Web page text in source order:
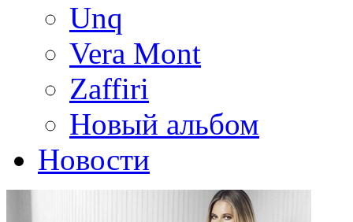
Unq
Vera Mont
Zaffiri
Новый альбом
Новости